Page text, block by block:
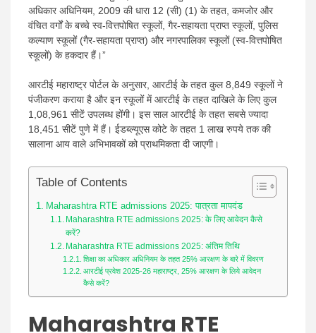
अधिकार अधिनियम, 2009 की धारा 12 (सी) (1) के तहत, कमजोर और
वंचित वर्गों के बच्चे स्व-वित्तपोषित स्कूलों, गैर-सहायता प्राप्त स्कूलों, पुलिस
कल्याण स्कूलों (गैर-सहायता प्राप्त) और नगरपालिका स्कूलों (स्व-वित्तपोषित
स्कूलों) के हकदार हैं।”
आरटीई महाराष्ट्र पोर्टल के अनुसार, आरटीई के तहत कुल 8,849 स्कूलों ने
पंजीकरण कराया है और इन स्कूलों में आरटीई के तहत दाखिले के लिए कुल
1,08,961 सीटें उपलब्ध होंगी। इस साल आरटीई के तहत सबसे ज्यादा
18,451 सीटें पुणे में हैं। ईडब्ल्यूएस कोटे के तहत 1 लाख रुपये तक की
सालाना आय वाले अभिभावकों को प्राथमिकता दी जाएगी।
Table of Contents
Maharashtra RTE admissions 2025: पात्रता मापदंड
Maharashtra RTE admissions 2025: के लिए आवेदन कैसे
करें?
Maharashtra RTE admissions 2025: अंतिम तिथि
शिक्षा का अधिकार अधिनियम के तहत 25% आरक्षण के बारे में विवरण
आरटीई प्रवेश 2025-26 महाराष्ट्र, 25% आरक्षण के लिये आवेदन
कैसे करें?
Maharashtra RTE